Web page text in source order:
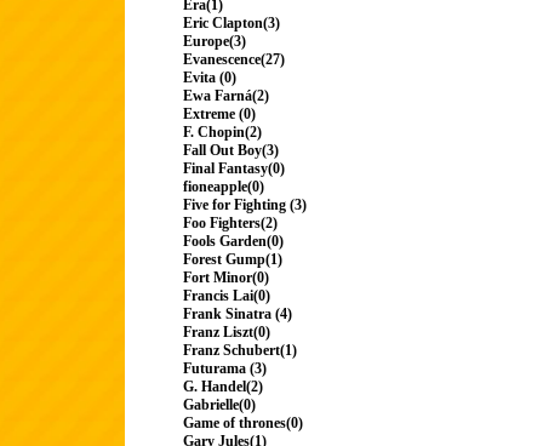
Era(1)
Eric Clapton(3)
Europe(3)
Evanescence(27)
Evita (0)
Ewa Farná(2)
Extreme (0)
F. Chopin(2)
Fall Out Boy(3)
Final Fantasy(0)
fioneapple(0)
Five for Fighting (3)
Foo Fighters(2)
Fools Garden(0)
Forest Gump(1)
Fort Minor(0)
Francis Lai(0)
Frank Sinatra (4)
Franz Liszt(0)
Franz Schubert(1)
Futurama (3)
G. Handel(2)
Gabrielle(0)
Game of thrones(0)
Gary Jules(1)